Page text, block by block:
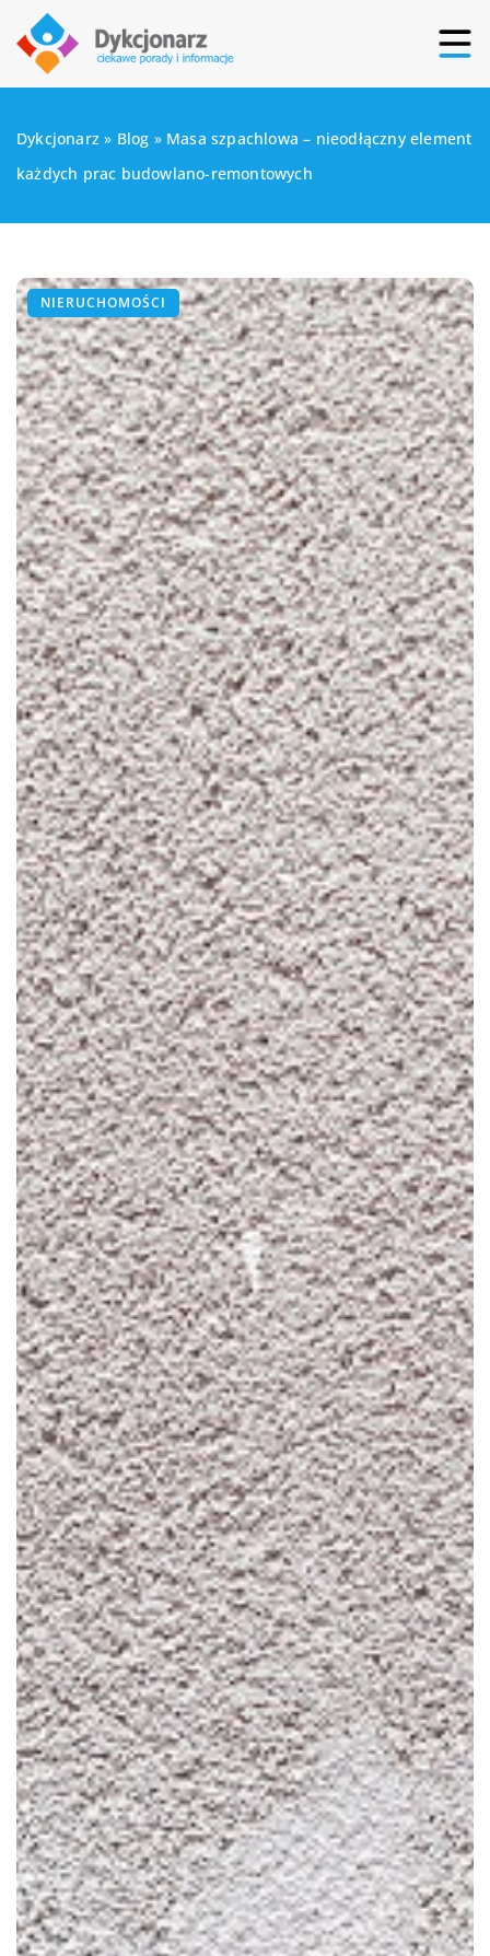
Dykcjonarz » Blog » Masa szpachlowa – nieodłączny element
każdych prac budowlano-remontowych
NIERUCHOMOŚCI